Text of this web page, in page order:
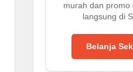
murah dan promo
langsung di
Belanja